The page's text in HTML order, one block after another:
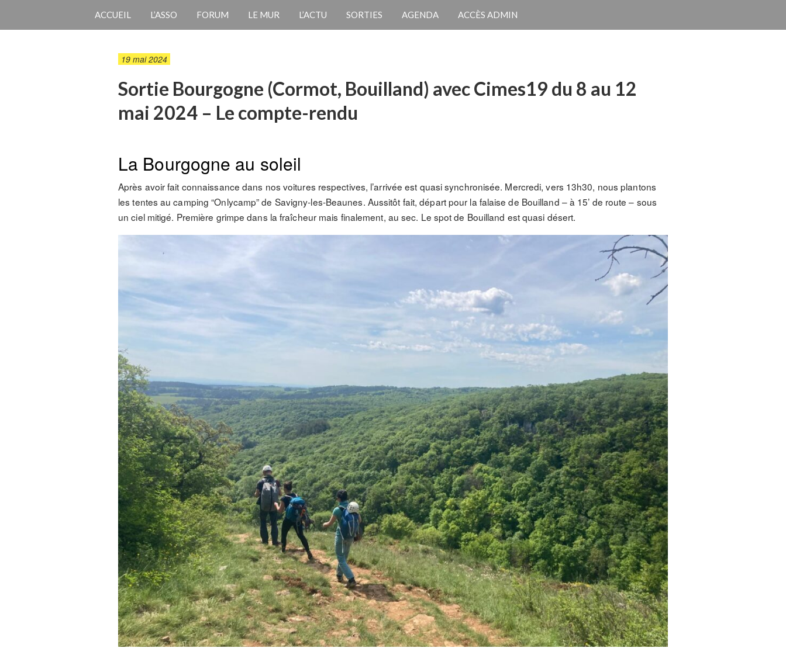
ACCUEIL L’ASSO FORUM LE MUR L’ACTU SORTIES AGENDA ACCÈS ADMIN
19 mai 2024
Sortie Bourgogne (Cormot, Bouilland) avec Cimes19 du 8 au 12
mai 2024 – Le compte-rendu
La Bourgogne au soleil
Après avoir fait connaissance dans nos voitures respectives, l’arrivée est quasi synchronisée. Mercredi, vers 13h30, nous plantons
les tentes au camping “Onlycamp” de Savigny-les-Beaunes. Aussitôt fait, départ pour la falaise de Bouilland – à 15’ de route – sous
un ciel mitigé. Première grimpe dans la fraîcheur mais finalement, au sec. Le spot de Bouilland est quasi désert.